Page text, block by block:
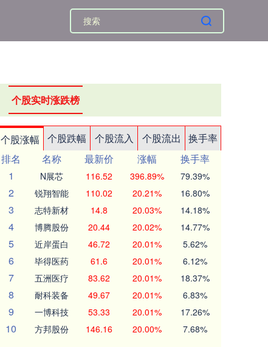
个股实时涨跌榜
个股涨幅 个股跌幅 个股流入 个股流出
换手率
排名
名称 最新价 涨幅
换手率
1
N展芯 116.52 396.89% 79.39%
2 锐翔智能 110.02 20.21% 16.80%
3 志特新材 14.8 20.03% 14.18%
4 博腾股份 20.44 20.02% 14.77%
5 近岸蛋白 46.72 20.01% 5.62%
6 毕得医药 61.6 20.01% 6.12%
7 五洲医疗 83.62 20.01% 18.37%
8 耐科装备 49.67 20.01% 6.83%
9 一博科技 53.33 20.01% 17.26%
10 方邦股份 146.16 20.00% 7.68%